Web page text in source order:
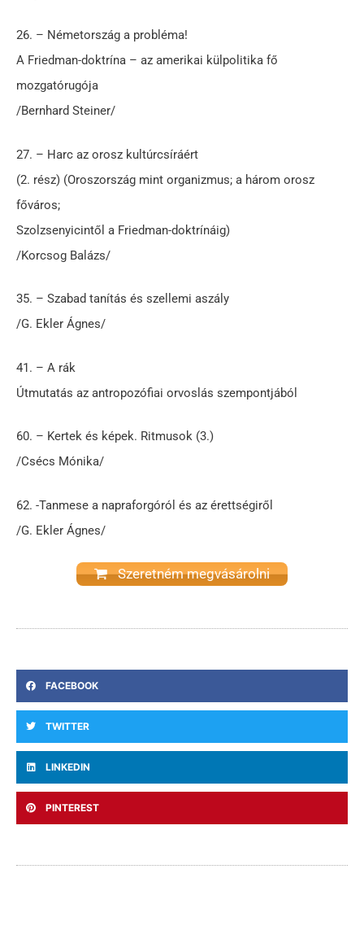
26. – Németország a probléma!
A Friedman-doktrína – az amerikai külpolitika fő
mozgatórugója
/Bernhard Steiner/
27. – Harc az orosz kultúrcsíráért
(2. rész) (Oroszország mint organizmus; a három orosz
főváros;
Szolzsenyicintől a Friedman-doktrínáig)
/Korcsog Balázs/
35. – Szabad tanítás és szellemi aszály
/G. Ekler Ágnes/
41. – A rák
Útmutatás az antropozófiai orvoslás szempontjából
60. – Kertek és képek. Ritmusok (3.)
/Csécs Mónika/
62. -Tanmese a napraforgóról és az érettségiről
/G. Ekler Ágnes/
Szeretném megvásárolni
FACEBOOK
TWITTER
LINKEDIN
PINTEREST